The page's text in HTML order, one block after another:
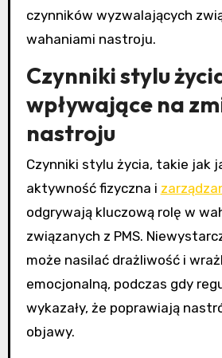
czynników wyzwalających
wahaniami nastroju.
Czynniki stylu
wpływające na
nastroju
Czynniki stylu życia, takie jak
aktywność fizyczna i
odgrywają kluczową rolę w
związanych z PMS.
może nasilać drażliwość i
emocjonalną, podczas gdy
wykazały, że poprawiają
objawy.